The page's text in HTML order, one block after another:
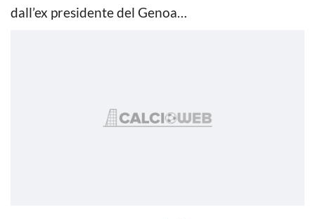
dall’ex presidente del Genoa…